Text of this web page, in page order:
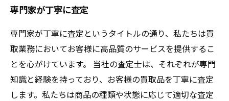
専門家が丁寧に査定
専門家が丁寧に査定というタイトルの通り、私たちは買
取業務においてお客様に高品質のサービスを提供するこ
とを心がけています。 当社の査定士は、それぞれが専門
知識と経験を持っており、お客様の買取品を丁寧に査定
します。私たちは商品の種類や状態に応じて適切な査定